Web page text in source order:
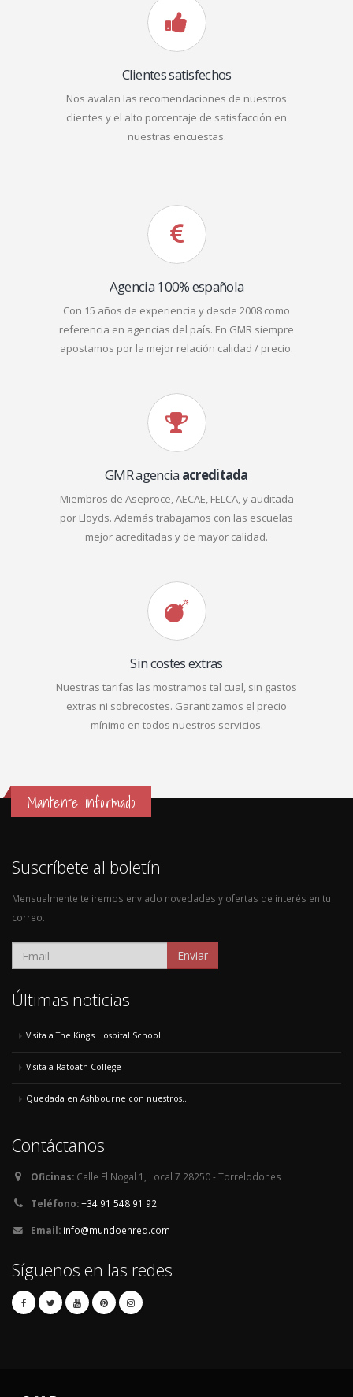
Clientes satisfechos
Nos avalan las recomendaciones de nuestros
clientes y el alto porcentaje de satisfacción en
nuestras encuestas.
Agencia 100% española
Con 15 años de experiencia y desde 2008 como
referencia en agencias del país. En GMR siempre
apostamos por la mejor relación calidad / precio.
GMR agencia acreditada
Miembros de Aseproce, AECAE, FELCA, y auditada
por Lloyds. Además trabajamos con las escuelas
mejor acreditadas y de mayor calidad.
Sin costes extras
Nuestras tarifas las mostramos tal cual, sin gastos
extras ni sobrecostes. Garantizamos el precio
mínimo en todos nuestros servicios.
Mantente informado
Suscríbete al boletín
Mensualmente te iremos enviado novedades y ofertas de interés en tu
correo.
Enviar
Últimas noticias
Visita a The King's Hospital School
Visita a Ratoath College
Quedada en Ashbourne con nuestros...
Contáctanos
Oficinas: Calle El Nogal 1, Local 7 28250 - Torrelodones
Teléfono:+34 91 548 91 92
Email: info@mundoenred.com
Síguenos en las redes